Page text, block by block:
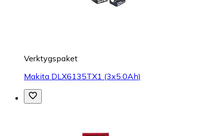
Verktygspaket
Makita DLX6135TX1 (3x5.0Ah)